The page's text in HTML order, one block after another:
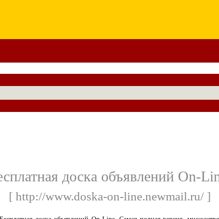
доска объявлений On-
[ http://www.doska-on-line.newmail.ru/ ]